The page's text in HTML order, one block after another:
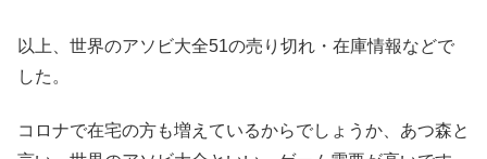
以上、世界のアソビ大全51の売り切れ・在庫情報などで
した。
コロナで在宅の方も増えているからでしょうか、あつ森と